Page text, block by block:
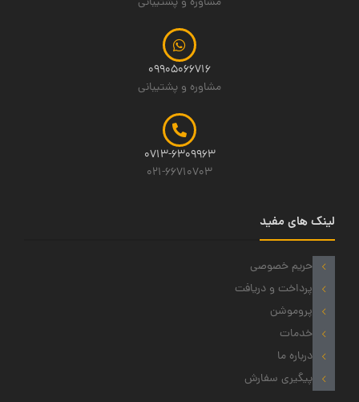
09905066716
مشاوره و پشتیبانی
0713-6309963
021-66710703
لینک های مفید
حریم خصوصی
پرداخت و دریافت
پروموشن
خدمات
درباره ما
پیگیری سفارش